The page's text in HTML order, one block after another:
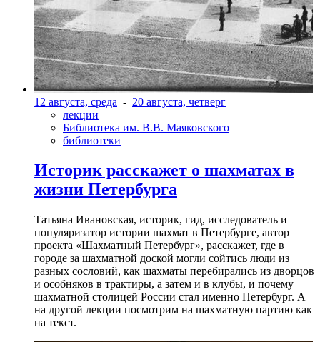
12 августа, среда - 20 августа, четверг
лекции
Библиотека им. В.В. Маяковского
библиотеки
Историк расскажет о шахматах в
жизни Петербурга
Татьяна Ивановская, историк, гид, исследователь и
популяризатор истории шахмат в Петербурге, автор
проекта «Шахматный Петербург», расскажет, где в
городе за шахматной доской могли сойтись люди из
разных сословий, как шахматы перебирались из дворцов
и особняков в трактиры, а затем и в клубы, и почему
шахматной столицей России стал именно Петербург. А
на другой лекции посмотрим на шахматную партию как
на текст.